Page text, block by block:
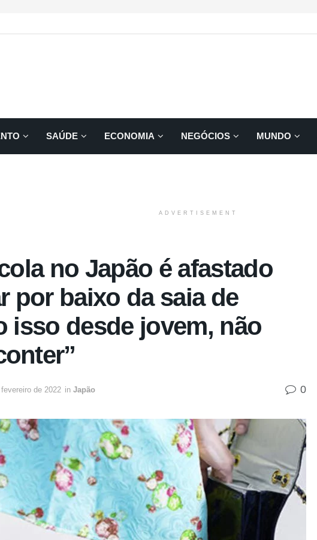
SAÚDE ECONOMIA NEGÓCIOS MUNDO
ADVERTISEMENT
no Japão é afastado
por baixo da saia de
isso desde jovem, não
de 2022 in Japão 0